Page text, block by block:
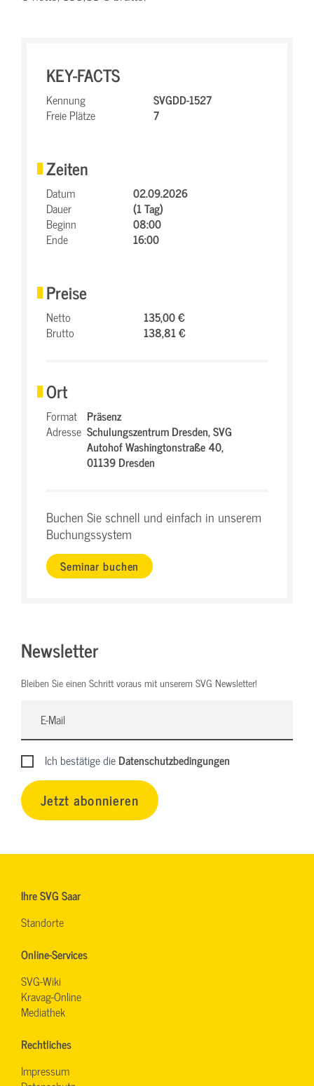
KEY-FACTS
Kennung
SVGDD-1527
Freie Plätze
7
Zeiten
Datum
02.09.2026
Dauer
(1 Tag)
Beginn
08:00
Ende
16:00
Preise
Netto
135,00 €
Brutto
138,81 €
Ort
Format Präsenz
Adresse Schulungszentrum Dresden,SVG
Autohof Washingtonstraße 40,
01139 Dresden
Buchen Sie schnell und einfach in unserem
Buchungssystem
Seminar buchen
Newsletter
Bleiben Sie einen Schritt voraus mit unserem SVG Newsletter!
Ich bestätige dieDatenschutzbedingungen
Jetzt abonnieren
Ihre SVG Saar
Standorte
Online-Services
SVG-Wiki
Kravag-Online
Mediathek
Rechtliches
Impressum